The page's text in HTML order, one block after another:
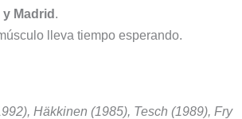
Madrid .
lleva tiempo esperando.
Häkkinen (1985), Tesch (1989), Fry